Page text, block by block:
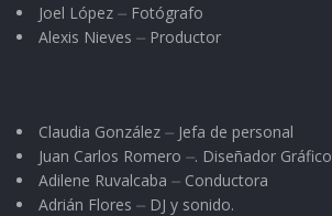
Joel López ⏤ Fotógrafo
Alexis Nieves ⏤ Productor
Claudia González ⏤ Jefa de personal
Juan Carlos Romero ⏤. Diseñador Gráfico
Adilene Ruvalcaba ⏤ Conductora
Adrián Flores ⏤ DJ y sonido.